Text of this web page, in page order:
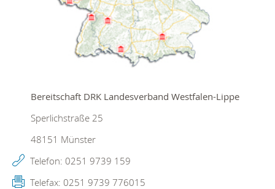
Bereitschaft DRK Landesverband Westfalen-Lippe
Sperlichstraße 25
48151 Münster
Telefon: 0251 9739 159
Telefax: 0251 9739 776015